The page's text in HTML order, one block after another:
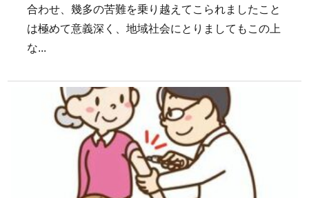
合わせ、幾多の苦難を乗り越えてこられましたこと
は極めて意義深く、地域社会にとりましてもこの上
な...